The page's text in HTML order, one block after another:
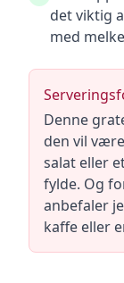
det viktig
med
Denne
den vil
salat eller
fylde. Og
anbefaler
kaffe eller